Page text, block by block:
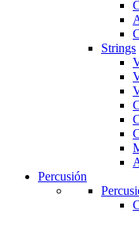
Strings
Percusión